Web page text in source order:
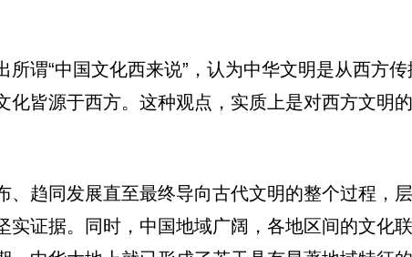
所谓“中国文化西来说”，认为中华文明是从西方
化皆源于西方。这种观点，实质上是对西方文明
、趋同发展直至最终导向古代文明的整个过程，
实证据。同时，中国地域广阔，各地区间的文化